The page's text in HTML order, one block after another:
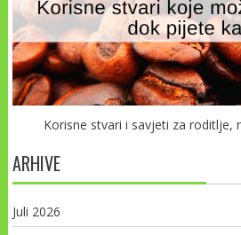
Korisne stvari i savjeti za roditlje,
ARHIVE
Juli 2026